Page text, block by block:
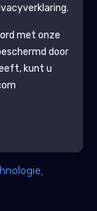
met onze
door
kunt u